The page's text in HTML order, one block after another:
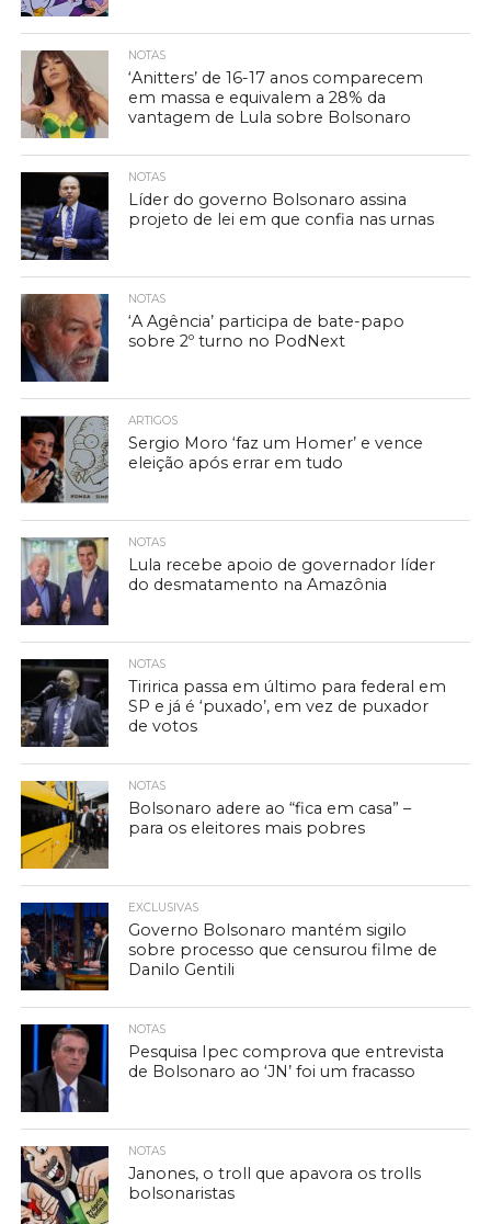
NOTAS
‘Anitters’ de 16-17 anos comparecem
em massa e equivalem a 28% da
vantagem de Lula sobre Bolsonaro
NOTAS
Líder do governo Bolsonaro assina
projeto de lei em que confia nas urnas
NOTAS
‘A Agência’ participa de bate-papo
sobre 2º turno no PodNext
ARTIGOS
Sergio Moro ‘faz um Homer’ e vence
eleição após errar em tudo
NOTAS
Lula recebe apoio de governador líder
do desmatamento na Amazônia
NOTAS
Tiririca passa em último para federal em
SP e já é ‘puxado’, em vez de puxador
de votos
NOTAS
Bolsonaro adere ao “fica em casa” –
para os eleitores mais pobres
EXCLUSIVAS
Governo Bolsonaro mantém sigilo
sobre processo que censurou filme de
Danilo Gentili
NOTAS
Pesquisa Ipec comprova que entrevista
de Bolsonaro ao ‘JN’ foi um fracasso
NOTAS
Janones, o troll que apavora os trolls
bolsonaristas